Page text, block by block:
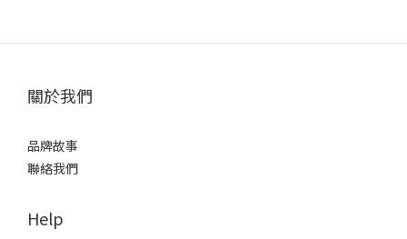
關於我們
品牌故事
聯絡我們
Help